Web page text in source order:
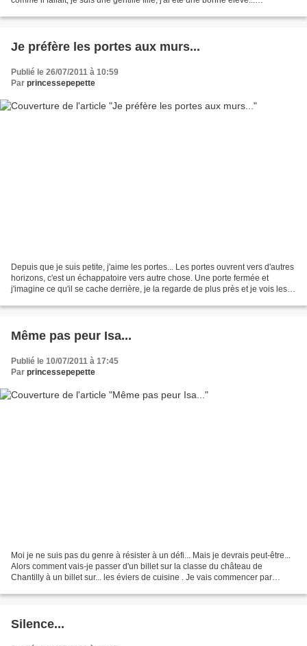
Je préfère les portes aux murs...
Publié le 26/07/2011 à 10:59
Par princessepepette
Depuis que je suis petite, j'aime les portes... Les portes ouvrent vers d'autres
horizons, c'est un échappatoire vers autre chose. Une porte fermée et
j'imagine ce qu'il se cache derrière, je la regarde de plus près et je vois les
Même pas peur Isa...
Publié le 10/07/2011 à 17:45
Par princessepepette
Moi je ne suis pas du genre à résister à un défi... Mais je devrais peut-être...
Alors comment vais-je passer d'un billet sur la classe du château de
Chantilly à un billet sur... les éviers de cuisine . Je vais commencer par
Silence...